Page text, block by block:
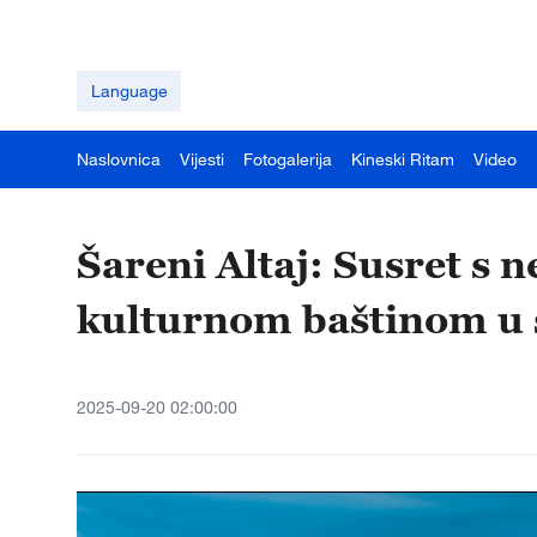
Language
Naslovnica Vijesti Fotogalerija Kineski Ritam Video
Šareni Altaj: Susret s
kulturnom baštinom u
2025-09-20 02:00:00